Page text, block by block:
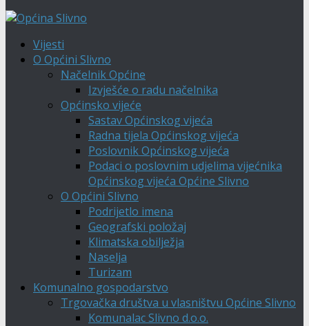
Vijesti
O Općini Slivno
Načelnik Općine
Izvješće o radu načelnika
Općinsko vijeće
Sastav Općinskog vijeća
Radna tijela Općinskog vijeća
Poslovnik Općinskog vijeća
Podaci o poslovnim udjelima vijećnika
Općinskog vijeća Općine Slivno
O Općini Slivno
Podrijetlo imena
Geografski položaj
Klimatska obilježja
Naselja
Turizam
Komunalno gospodarstvo
Trgovačka društva u vlasništvu Općine Slivno
Komunalac Slivno d.o.o.